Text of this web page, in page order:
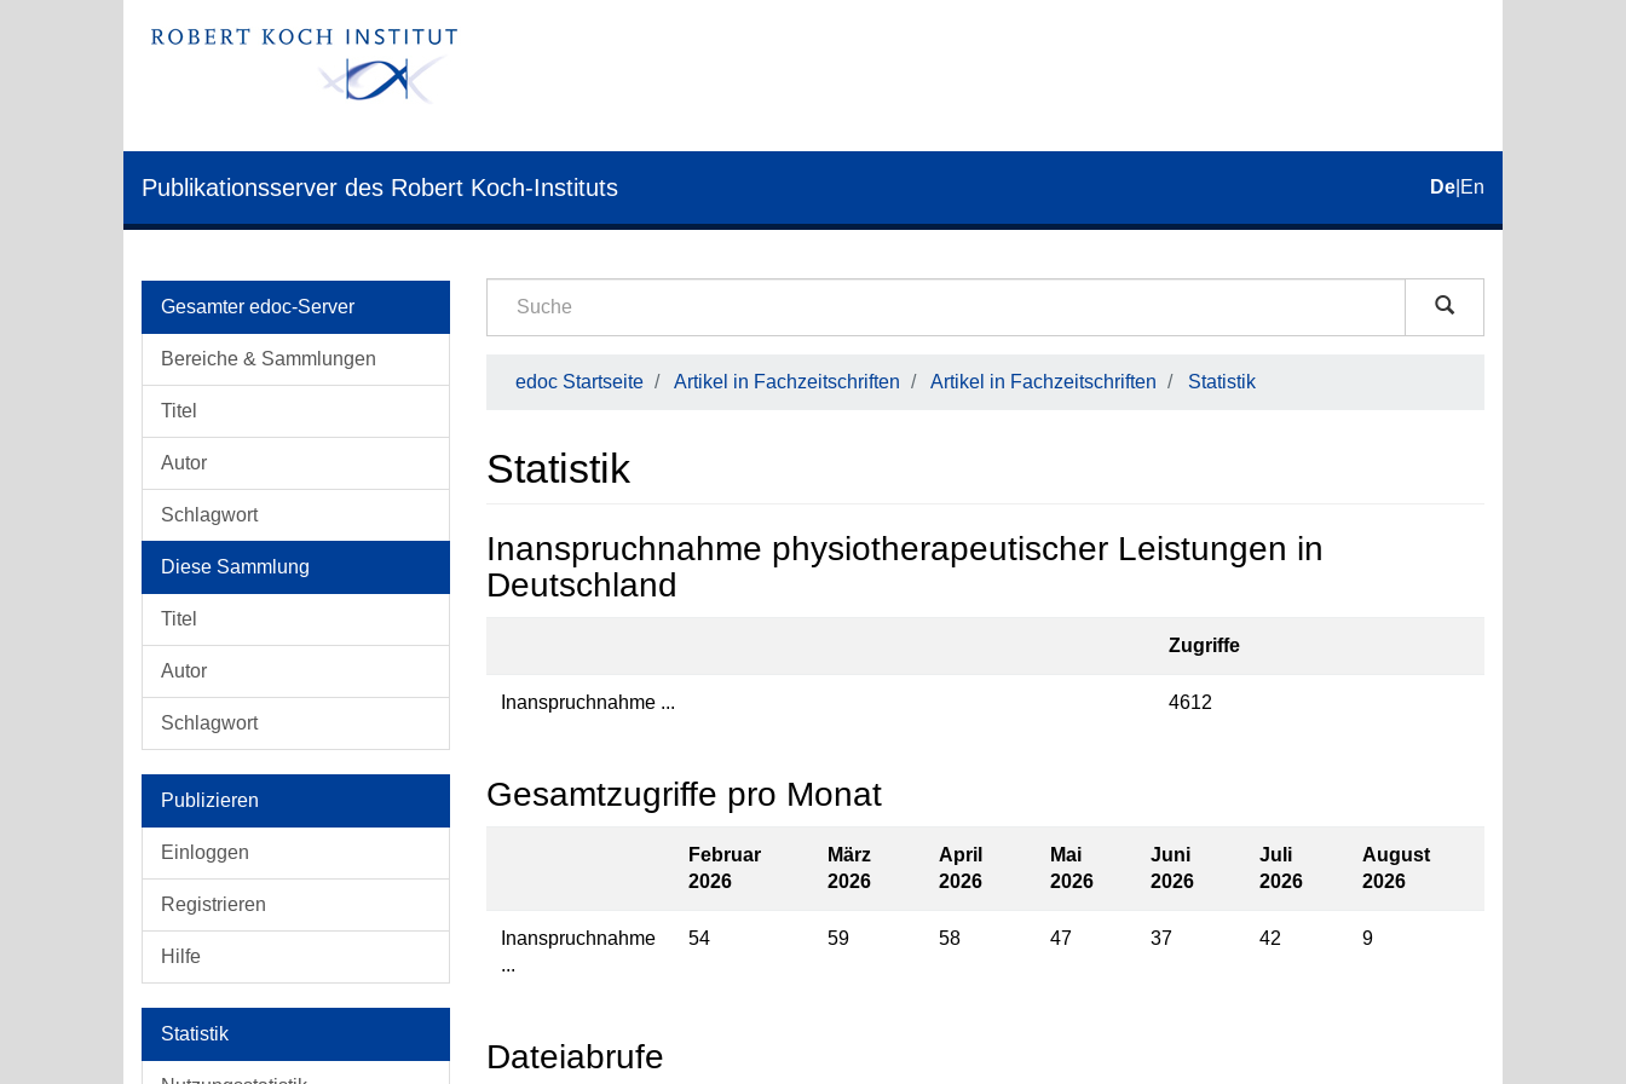
Publikationsserver des Robert Koch-Instituts De En
Gesamter edoc-Server
Bereiche & Sammlungen
Titel
Autor
Schlagwort
Diese Sammlung
Titel
Autor
Schlagwort
Publizieren
Einloggen
Registrieren
Hilfe
Statistik
edoc Startseite Artikel in Fachzeitschriften Artikel in Fachzeitschriften Statistik
Statistik
Inanspruchnahme physiotherapeutischer Leistungen in
Deutschland
Zugriffe
Inanspruchnahme ... 4612
Gesamtzugriffe pro Monat
Februar
2026
März
2026
April
2026
Mai
2026
Juni
2026
Juli
2026
August
2026
Inanspruchnahme
...
54 59 58 47 37 42 9
Dateiabrufe